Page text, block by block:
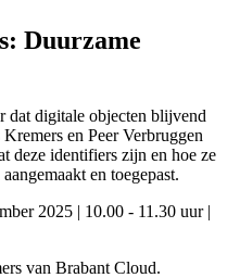
Duurzame
dat digitale objecten blijvend
en Peer Verbruggen
deze identifiers zijn en hoe ze
en toegepast.
2025 | 10.00 - 11.30 uur |
van Brabant Cloud.